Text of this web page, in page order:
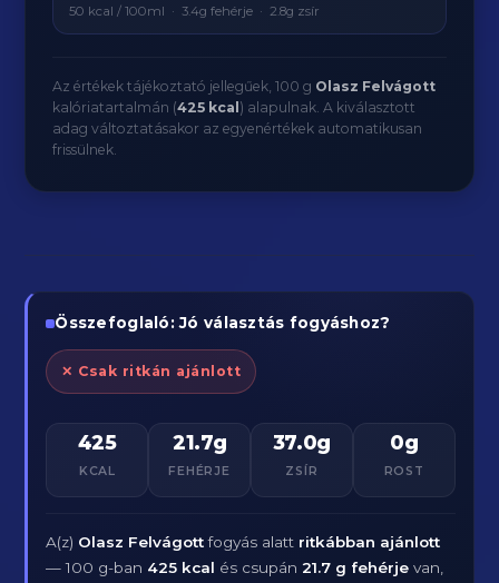
50 kcal / 100ml · 3.4g fehérje · 2.8g zsír
Az értékek tájékoztató jellegűek, 100 g Olasz Felvágott
kalóriatartalmán (425 kcal ) alapulnak. A kiválasztott
adag változtatásakor az egyenértékek automatikusan
frissülnek.
Összefoglaló: Jó választás fogyáshoz?
✕ Csak ritkán ajánlott
425
KCAL
21.7g
FEHÉRJE
37.0g
ZSÍR
0g
ROST
A(z) Olasz Felvágottfogyás alatt ritkábban ajánlott
— 100 g-ban 425 kcal és csupán21.7 g fehérje van,